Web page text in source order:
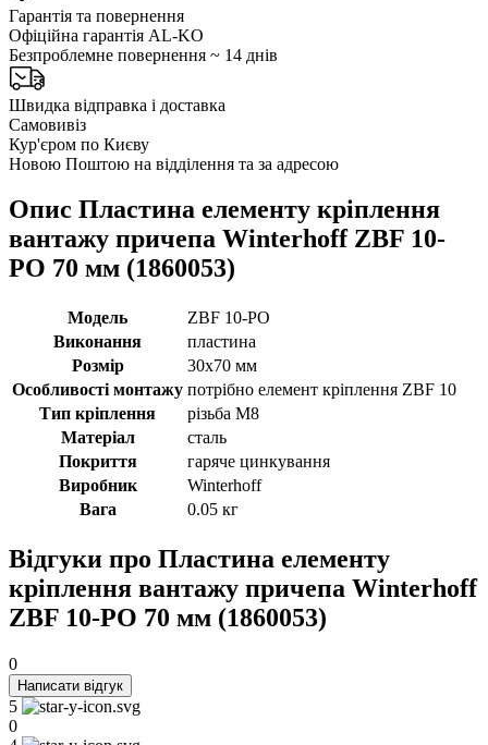
Гарантія та повернення
Офіційна гарантія AL-KO
Безпроблемне повернення ~ 14 днів
Швидка відправка і доставка
Самовивіз
Кур'єром по Києву
Новою Поштою на відділення та за адресою
Опис Пластина елементу кріплення
вантажу причепа Winterhoff ZBF 10-
РО 70 мм (1860053)
Модель
ZBF 10-PO
Виконання
пластина
Розмір
30х70 мм
Особливості монтажу потрібно елемент кріплення ZBF 10
Тип кріплення
різьба M8
Матеріал
сталь
Покриття
гаряче цинкування
Виробник
Winterhoff
Вага
0.05 кг
Відгуки про Пластина елементу
кріплення вантажу причепа Winterhoff
ZBF 10-РО 70 мм (1860053)
0
Написати відгук
5
0